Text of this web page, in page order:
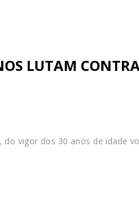
LUTAM
vigor dos 30 anos de idade